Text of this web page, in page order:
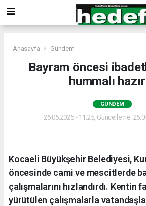
Anasayfa Gündem
Bayram öncesi
hummalı
GÜNDEM
26.05.2026 - 11:25, Güncelleme:
Kocaeli Büyükşehir Belediyesi,
öncesinde cami ve mescitlerde
çalışmalarını hızlandırdı. Kentin
yürütülen çalışmalarla